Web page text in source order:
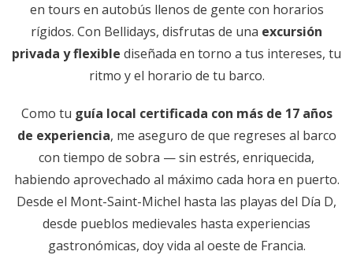
en tours en autobús llenos de gente con horarios
rígidos. Con Bellidays, disfrutas de una excursión
privada y flexible diseñada en torno a tus intereses, tu
ritmo y el horario de tu barco.
Como tu guía local certificada con más de 17 años
de experiencia, me aseguro de que regreses al barco
con tiempo de sobra — sin estrés, enriquecida,
habiendo aprovechado al máximo cada hora en puerto.
Desde el Mont-Saint-Michel hasta las playas del Día D,
desde pueblos medievales hasta experiencias
gastronómicas, doy vida al oeste de Francia.